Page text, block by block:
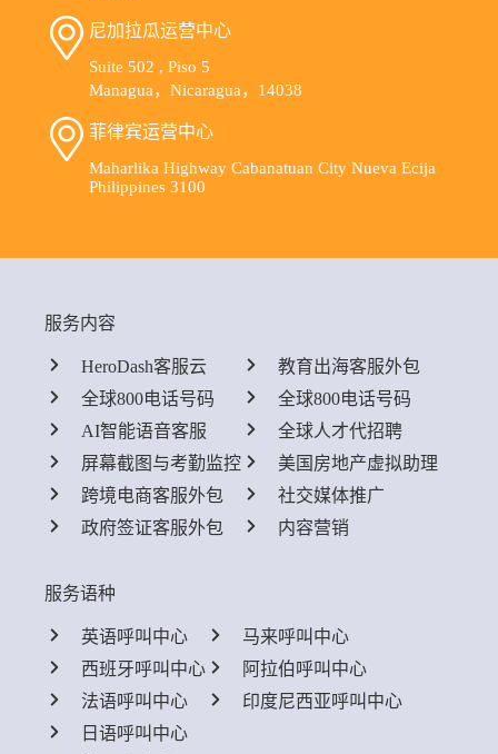
尼加拉瓜运营中心
Suite 502 , Piso 5
Managua，Nicaragua，14038
菲律宾运营中心
Maharlika Highway Cabanatuan City Nueva Ecija
Philippines 3100
服务内容
HeroDash客服云
全球800电话号码
AI智能语音客服
屏幕截图与考勤监控
跨境电商客服外包
政府签证客服外包
教育出海客服外包
全球800电话号码
全球人才代招聘
美国房地产虚拟助理
社交媒体推广
内容营销
服务语种
英语呼叫中心
西班牙呼叫中心
法语呼叫中心
日语呼叫中心
马来呼叫中心
阿拉伯呼叫中心
印度尼西亚呼叫中心